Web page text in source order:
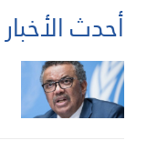
أحدث الأخبار